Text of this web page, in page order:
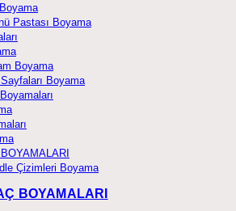
Pastası Boyama
Boyama
Boyama
Çizimleri Boyama
BOYAMALARI